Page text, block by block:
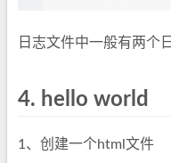
日志文件中一般有两个
4. hello world
1、创建一个html文件